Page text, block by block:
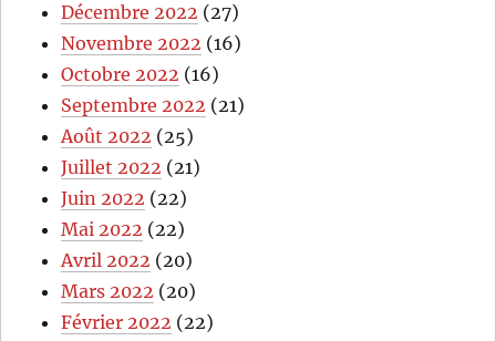
Décembre 2022 (27)
Novembre 2022 (16)
Octobre 2022 (16)
Septembre 2022 (21)
Août 2022 (25)
Juillet 2022 (21)
Juin 2022 (22)
Mai 2022 (22)
Avril 2022 (20)
Mars 2022 (20)
Février 2022 (22)